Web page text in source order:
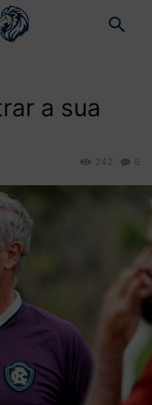
a sua
6
242